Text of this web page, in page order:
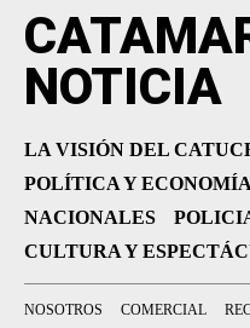
NOTICIA
LA VISIÓN DEL
POLÍTICA Y ECONOMÍA
NACIONALES
CULTURA Y
NOSOTROS COMERCIAL